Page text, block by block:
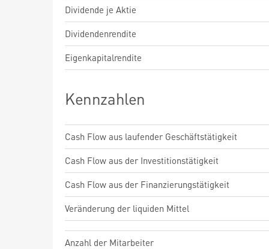
Dividende je Aktie
Dividendenrendite
Eigenkapitalrendite
Kennzahlen
Cash Flow aus laufender Geschäftstätigkeit
Cash Flow aus der Investitionstätigkeit
Cash Flow aus der Finanzierungstätigkeit
Veränderung der liquiden Mittel
Anzahl der Mitarbeiter